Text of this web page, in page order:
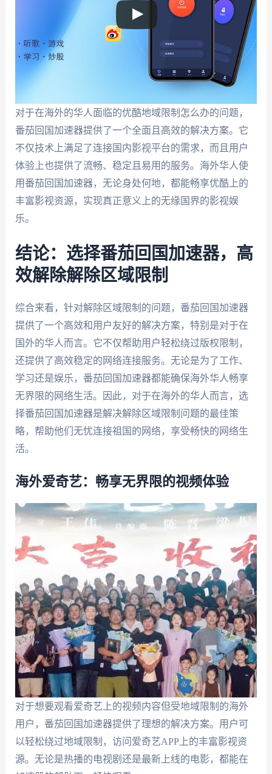
对于在海外的华人面临的优酷地域限制怎么办的问题，
番茄回国加速器提供了一个全面且高效的解决方案。它
不仅技术上满足了连接国内影视平台的需求，而且用户
体验上也提供了流畅、稳定且易用的服务。海外华人使
用番茄回国加速器，无论身处何地，都能畅享优酷上的
丰富影视资源，实现真正意义上的无缘国界的影视娱
乐。
结论：选择番茄回国加速器，高
效解除解除区域限制
综合来看，针对解除区域限制的问题，番茄回国加速器
提供了一个高效和用户友好的解决方案，特别是对于在
国外的华人而言。它不仅帮助用户轻松绕过版权限制，
还提供了高效稳定的网络连接服务。无论是为了工作、
学习还是娱乐，番茄回国加速器都能确保海外华人畅享
无界限的网络生活。因此，对于在海外的华人而言，选
择番茄回国加速器是解决解除区域限制问题的最佳策
略，帮助他们无忧连接祖国的网络，享受畅快的网络生
活。
海外爱奇艺：畅享无界限的视频体验
对于想要观看爱奇艺上的视频内容但受地域限制的海外
用户，番茄回国加速器提供了理想的解决方案。用户可
以轻松绕过地域限制，访问爱奇艺APP上的丰富影视资
源。无论是热播的电视剧还是最新上线的电影，都能在